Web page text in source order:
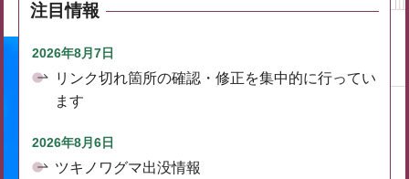
注目情報
2026年8月7日
リンク切れ箇所の確認・修正を集中的に行ってい
ます
2026年8月6日
ツキノワグマ出没情報